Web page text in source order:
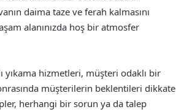
daima taze ve ferah kalmasını
alanınızda hoş bir atmosfer
hizmetleri, müşteri odaklı bir
müşterilerin beklentileri dikkate
herhangi bir sorun ya da talep